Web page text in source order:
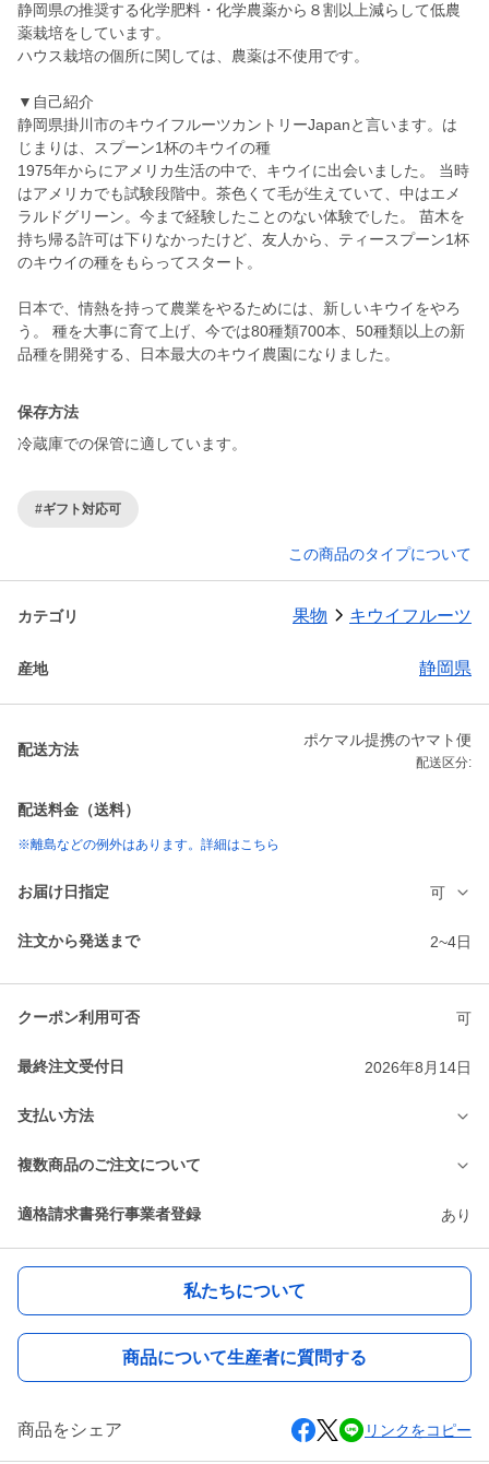
静岡県の推奨する化学肥料・化学農薬から８割以上減らして低農
薬栽培をしています。
ハウス栽培の個所に関しては、農薬は不使用です。
▼自己紹介
静岡県掛川市のキウイフルーツカントリーJapanと言います。は
じまりは、スプーン1杯のキウイの種
1975年からにアメリカ生活の中で、キウイに出会いました。 当時
はアメリカでも試験段階中。茶色くて毛が生えていて、中はエメ
ラルドグリーン。今まで経験したことのない体験でした。 苗木を
持ち帰る許可は下りなかったけど、友人から、ティースプーン1杯
のキウイの種をもらってスタート。
日本で、情熱を持って農業をやるためには、新しいキウイをやろ
う。 種を大事に育て上げ、今では80種類700本、50種類以上の新
品種を開発する、日本最大のキウイ農園になりました。
保存方法
冷蔵庫での保管に適しています。
#ギフト対応可
この商品のタイプについて
カテゴリ 果物 キウイフルーツ
産地 静岡県
配送方法
ポケマル提携のヤマト便
配送区分:
配送料金（送料）
※離島などの例外はあります。詳細はこちら
お届け日指定 可
注文から発送まで 2~4日
クーポン利用可否 可
最終注文受付日 2026年8月14日
支払い方法
複数商品のご注文について
適格請求書発行事業者登録 あり
私たちについて
商品について生産者に質問する
商品をシェア リンクをコピー